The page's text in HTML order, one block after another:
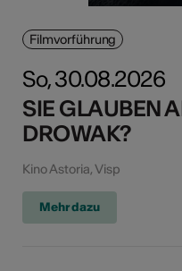
Filmvorführung
So, 30.08.2026
SIE GLAUBEN
DROWAK?
Kino Astoria, Visp
Mehr dazu